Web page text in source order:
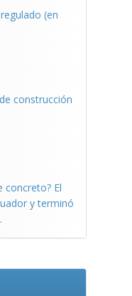
(en
construcción
concreto? El
y terminó